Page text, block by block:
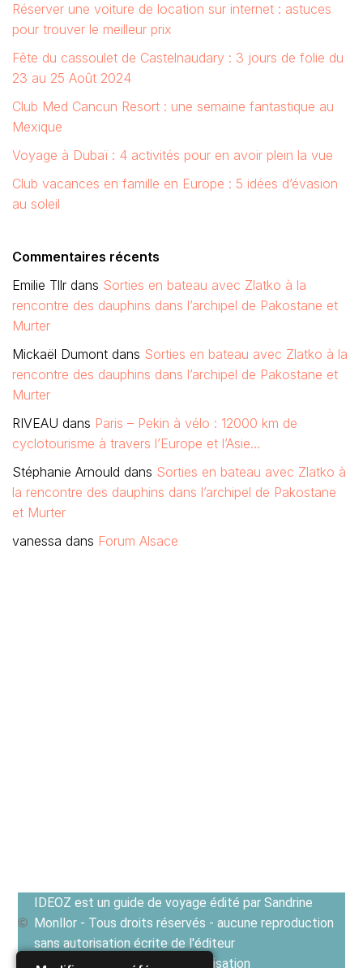
Réserver une voiture de location sur internet : astuces
pour trouver le meilleur prix
Fête du cassoulet de Castelnaudary : 3 jours de folie du
23 au 25 Août 2024
Club Med Cancun Resort : une semaine fantastique au
Mexique
Voyage à Dubaï : 4 activités pour en avoir plein la vue
Club vacances en famille en Europe : 5 idées d’évasion
au soleil
Commentaires récents
Emilie Tllr dans Sorties en bateau avec Zlatko à la
rencontre des dauphins dans l’archipel de Pakostane et
Murter
Mickaël Dumont dans Sorties en bateau avec Zlatko à la
rencontre des dauphins dans l’archipel de Pakostane et
Murter
RIVEAU dans Paris – Pekin à vélo : 12000 km de
cyclotourisme à travers l’Europe et l’Asie…
Stéphanie Arnould dans Sorties en bateau avec Zlatko à
la rencontre des dauphins dans l’archipel de Pakostane
et Murter
vanessa dans Forum Alsace
IDEOZ est un guide de voyage édité par Sandrine
Monllor - Tous droits réservés - aucune reproduction
sans autorisation écrite de l'éditeur
Voir les Conditions générales d'utilisation